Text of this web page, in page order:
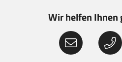
Wir helfen Ihnen